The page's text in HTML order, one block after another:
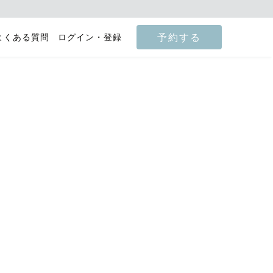
くある質問 ログイン・登録 予約する